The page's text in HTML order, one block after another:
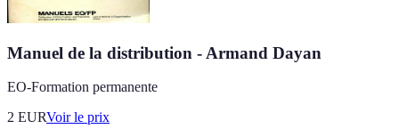
Manuel de la distribution - Armand Dayan
EO-Formation permanente
2 EURVoir le prix